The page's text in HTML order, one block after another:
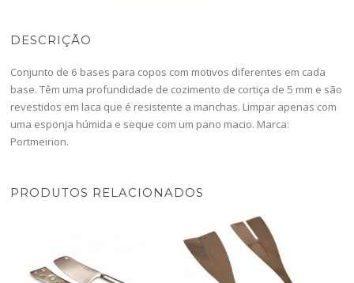
DESCRIÇÃO
Conjunto de 6 bases para copos com motivos diferentes em cada
base. Têm uma profundidade de cozimento de cortiça de 5 mm e são
revestidos em laca que é resistente a manchas. Limpar apenas com
uma esponja húmida e seque com um pano macio. Marca:
Portmeirion.
PRODUTOS RELACIONADOS